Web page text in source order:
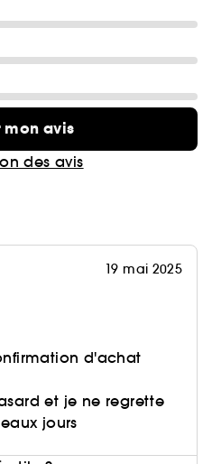
mon avis
des avis
19 mai 2025
d'achat
et je ne regrette
jours